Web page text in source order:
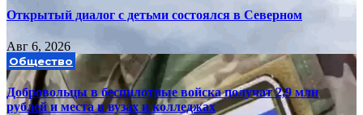
Открытый диалог с детьми состоялся в Северном
Авг 6, 2026
Общество
Добровольцы в беспилотные войска получат 2,9 млн
рублей и места в вузах и колледжах